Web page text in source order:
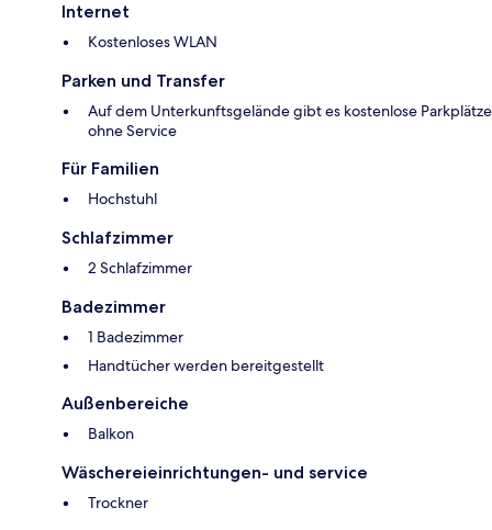
Internet
Kostenloses WLAN
Parken und Transfer
Auf dem Unterkunftsgelände gibt es kostenlose Parkplätze
ohne Service
Für Familien
Hochstuhl
Schlafzimmer
2 Schlafzimmer
Badezimmer
1 Badezimmer
Handtücher werden bereitgestellt
Außenbereiche
Balkon
Wäschereieinrichtungen- und service
Trockner